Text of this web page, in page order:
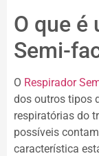
O que é
Semi-
O Respirador
dos outros tipos
respiratórias do
possíveis
característica